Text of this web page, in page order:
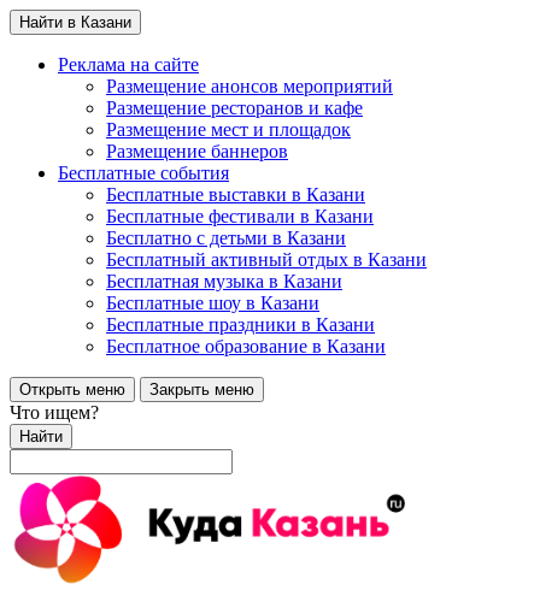
Найти в Казани
Реклама на сайте
Размещение анонсов мероприятий
Размещение ресторанов и кафе
Размещение мест и площадок
Размещение баннеров
Бесплатные события
Бесплатные выставки в Казани
Бесплатные фестивали в Казани
Бесплатно с детьми в Казани
Бесплатный активный отдых в Казани
Бесплатная музыка в Казани
Бесплатные шоу в Казани
Бесплатные праздники в Казани
Бесплатное образование в Казани
Открыть меню Закрыть меню
Что ищем?
Найти